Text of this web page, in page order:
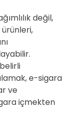
değil,
e-sigara
ve
içmekten